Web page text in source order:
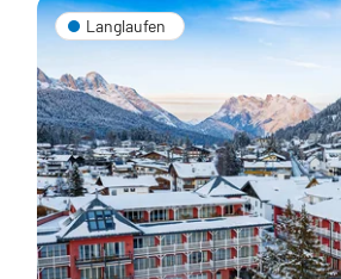
Langlaufen